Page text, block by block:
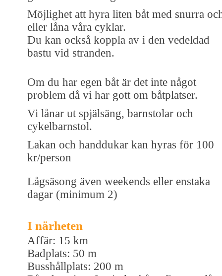
Möjlighet att hyra liten båt med snurra
eller låna våra cyklar.
Du kan också koppla av i den vedeldad
bastu vid stranden.
Om du har egen båt är det inte något
problem då vi har gott om båtplatser.
Vi lånar ut spjälsäng, barnstolar och
cykelbarnstol.
Lakan och handdukar kan hyras för 100
kr/person
Lågsäsong även weekends eller enstaka
dagar (minimum 2)
I närheten
Affär: 15 km
Badplats: 50 m
Busshållplats: 200 m